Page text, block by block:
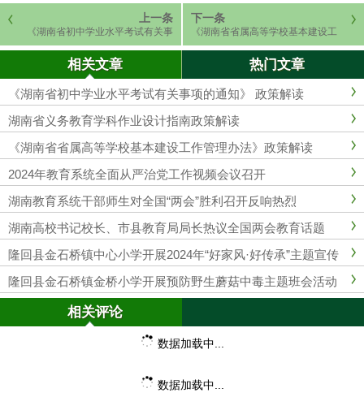
上一条
《湖南省初中学业水平考试有关事
项的通知》 政策解读
下一条
《湖南省省属高等学校基本建设工
作管理办法》政策解读
相关文章 热门文章
《湖南省初中学业水平考试有关事项的通知》 政策解读
湖南省义务教育学科作业设计指南政策解读
《湖南省省属高等学校基本建设工作管理办法》政策解读
2024年教育系统全面从严治党工作视频会议召开
湖南教育系统干部师生对全国“两会”胜利召开反响热烈
湖南高校书记校长、市县教育局局长热议全国两会教育话题
隆回县金石桥镇中心小学开展2024年“好家风·好传承”主题宣传
周主题班会活动
隆回县金石桥镇金桥小学开展预防野生蘑菇中毒主题班会活动
相关评论
数据加载中...
数据加载中...